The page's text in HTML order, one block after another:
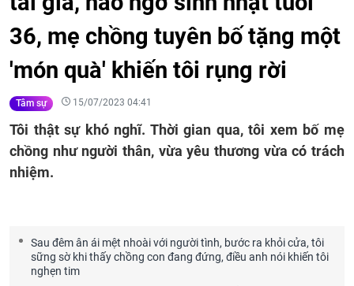
36, mẹ chồng tuyên bố tặng một
'món quà' khiến tôi rụng rời
Tâm sự 15/07/2023 04:41
Tôi thật sự khó nghĩ. Thời gian qua, tôi xem bố mẹ
chồng như người thân, vừa yêu thương vừa có trách
nhiệm.
Sau đêm ân ái mệt nhoài với người tình, bước ra khỏi cửa, tôi
sững sờ khi thấy chồng con đang đứng, điều anh nói khiến tôi
nghẹn tim